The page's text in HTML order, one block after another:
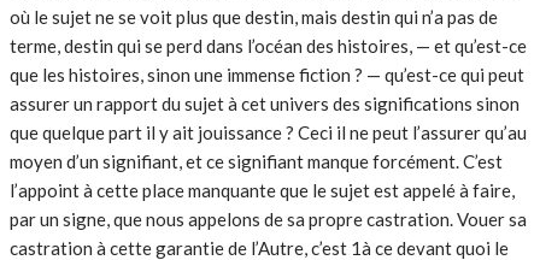
où le sujet ne se voit plus que destin, mais destin qui n’a pas de
terme, destin qui se perd dans l’océan des histoires, — et qu’est-ce
que les histoires, sinon une immense fiction ? — qu’est-ce qui peut
assurer un rapport du sujet à cet univers des significations sinon
que quelque part il y ait jouissance ? Ceci il ne peut l’assurer qu’au
moyen d’un signifiant, et ce signifiant manque forcément. C’est
l’appoint à cette place manquante que le sujet est appelé à faire,
par un signe, que nous appelons de sa propre castration. Vouer sa
castration à cette garantie de l’Autre, c’est 1à ce devant quoi le